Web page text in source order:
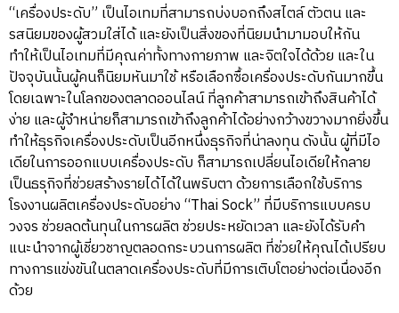
“เครื่องประดับ” เป็นไอเทมที่สามารถบ่งบอกถึงสไตล์ ตัวตน และ
รสนิยมของผู้สวมใส่ได้ และยังเป็นสิ่งของที่นิยมนำมามอบให้กัน
ทำให้เป็นไอเทมที่มีคุณค่าทั้งทางกายภาพ และจิตใจได้ด้วย และใน
ปัจจุบันนั้นผู้คนก็นิยมหันมาใช้ หรือเลือกซื้อเครื่องประดับกันมากขึ้น
โดยเฉพาะในโลกของตลาดออนไลน์ ที่ลูกค้าสามารถเข้าถึงสินค้าได้
ง่าย และผู้จำหน่ายก็สามารถเข้าถึงลูกค้าได้อย่างกว้างขวางมากยิ่งขึ้น
ทำให้ธุรกิจเครื่องประดับเป็นอีกหนึ่งธุรกิจที่น่าลงทุน ดังนั้น ผู้ที่มีไอ
เดียในการออกแบบเครื่องประดับ ก็สามารถเปลี่ยนไอเดียให้กลาย
เป็นธรุกิจที่ช่วยสร้างรายได้ได้ในพริบตา ด้วยการเลือกใช้บริการ
โรงงานผลิตเครื่องประดับอย่าง “Thai Sock” ที่มีบริการแบบครบ
วงจร ช่วยลดต้นทุนในการผลิต ช่วยประหยัดเวลา และยังได้รับคำ
แนะนำจากผู้เชี่ยวชาญตลอดกระบวนการผลิต ที่ช่วยให้คุณได้เปรียบ
ทางการแข่งขันในตลาดเครื่องประดับที่มีการเติบโตอย่างต่อเนื่องอีก
ด้วย